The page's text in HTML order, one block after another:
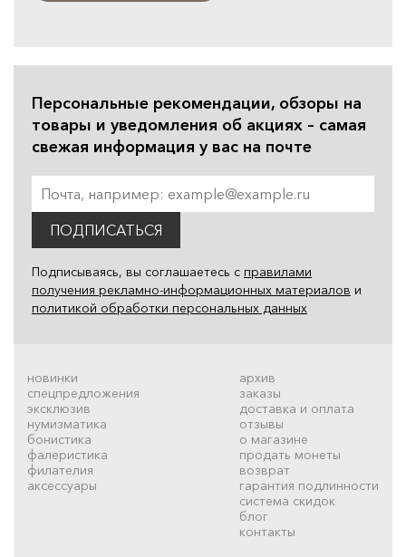
Персональные рекомендации, обзоры на
товары и уведомления об акциях – самая
свежая информация у вас на почте
ПОДПИСАТЬСЯ
Подписываясь, вы соглашаетесь с правилами
получения рекламно-информационных материалов и
политикой обработки персональных данных
новинки
спецпредложения
эксклюзив
нумизматика
бонистика
фалеристика
филателия
аксессуары
архив
заказы
доставка и оплата
отзывы
о магазине
продать монеты
возврат
гарантия подлинности
система скидок
блог
контакты